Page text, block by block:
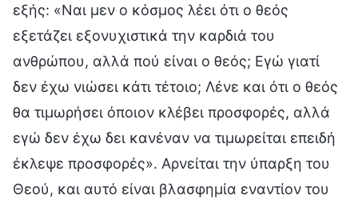
εξής: «Ναι μεν ο κόσμος λέει ότι ο θεός
εξετάζει εξονυχιστικά την καρδιά του
ανθρώπου, αλλά πού είναι ο θεός; Εγώ γιατί
δεν έχω νιώσει κάτι τέτοιο; Λένε και ότι ο θεός
θα τιμωρήσει όποιον κλέβει προσφορές, αλλά
εγώ δεν έχω δει κανέναν να τιμωρείται επειδή
έκλεψε προσφορές». Αρνείται την ύπαρξη του
Θεού, και αυτό είναι βλασφημία εναντίον του